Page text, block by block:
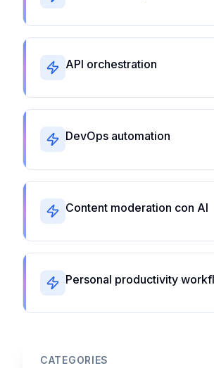
API orchestration
DevOps automation
Content moderation con AI
Personal productivity
CATEGORIES